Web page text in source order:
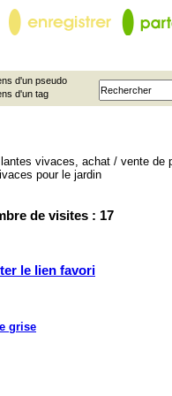
d'un pseudo
d'un tag
de visites : 17
le lien favori
grise